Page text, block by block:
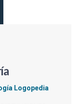
Logopedia